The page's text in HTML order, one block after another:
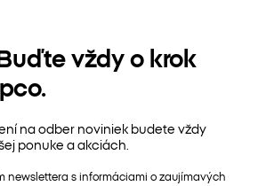
vždy o krok
na odber noviniek budete vždy
ponuke a akciách.
newslettera s informáciami o zaujímavých